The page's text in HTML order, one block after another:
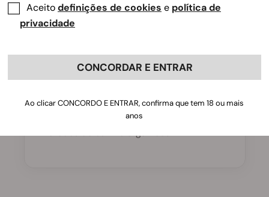
Help Center > Produto e
Cultivo > Genética
Back
Oferecem sementes orgânicas
ou livres de pesticidas?
Sim, todas as nossas sementes estão livres
de pesticidas, garantindo que provêm de
Aceitodefinições de cookies e política de
privacidade
CONCORDAR E ENTRAR
Ao clicar CONCORDO E ENTRAR, confirma que tem 18 ou mais
anos